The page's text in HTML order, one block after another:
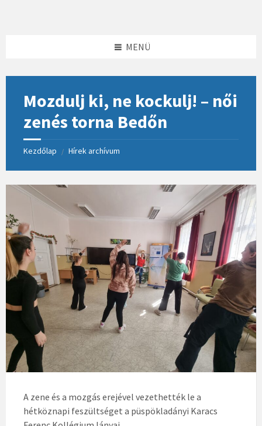
MENÜ
Mozdulj ki, ne kockulj! – női
zenés torna Bedőn
Kezdőlap / Hírek archívum
A zene és a mozgás erejével vezethették le a
hétköznapi feszültséget a püspökladányi Karacs